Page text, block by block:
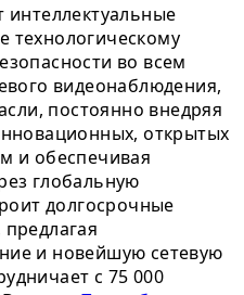
интеллектуальные
технологическому
во всем
видеонаблюдения,
постоянно внедряя
открытых
и обеспечивая
глобальную
долгосрочные
и новейшую сетевую
с 75 000